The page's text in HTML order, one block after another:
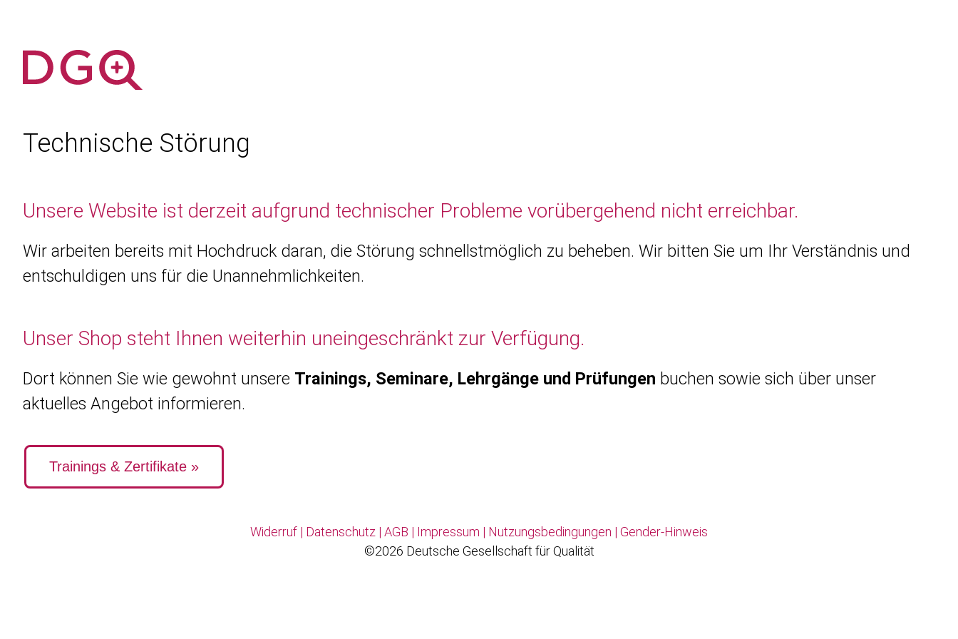
Technische Störung
Unsere Website ist derzeit aufgrund technischer Probleme vorübergehend nicht erreichbar.
Wir arbeiten bereits mit Hochdruck daran, die Störung schnellstmöglich zu beheben. Wir bitten Sie um Ihr Verständnis und
entschuldigen uns für die Unannehmlichkeiten.
Unser Shop steht Ihnen weiterhin uneingeschränkt zur Verfügung.
Dort können Sie wie gewohnt unsere Trainings, Seminare, Lehrgänge und Prüfungen buchen sowie sich über unser
aktuelles Angebot informieren.
Trainings & Zertifikate »
Widerruf | Datenschutz | AGB | Impressum | Nutzungsbedingungen | Gender-Hinweis
©2026 Deutsche Gesellschaft für Qualität